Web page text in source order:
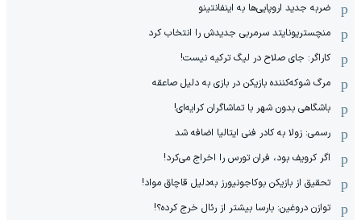
ضربه جدید اروپایی‌ها به اینفانتینو
منچستریونایتد سرمربی جدیدش را انتخاب کرد
کاراگر: جای صلاح در لیگ ترکیه نیست!
مرگ شوکه‌کننده بازیکن در بازی به دلیل صاعقه
باشگاهی بدون شهر با تماشاگران کرایه‌ای!
رسمی: زولا به کادر فنی ایتالیا اضافه شد
اگر کرویف بود، فران تورس را اخراج می‌کرد!
تحقیق از بازیکن بوکاجونیورز به‌دلیل قاچاق مواد!
توازن دروغین: بارسا بیشتر از رئال خرج کرده؟!